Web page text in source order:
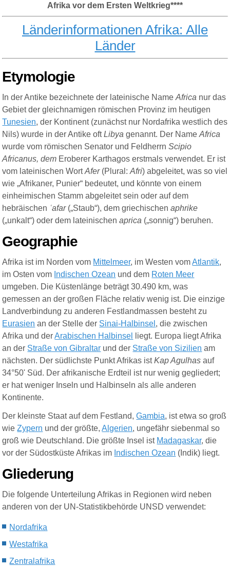
Afrika vor dem Ersten Weltkrieg****
Länderinformationen Afrika: Alle
Länder
Etymologie
In der Antike bezeichnete der lateinische NameAfrica nur das
Gebiet der gleichnamigen römischen Provinz im heutigen
Tunesien, der Kontinent (zunächst nur Nordafrika westlich des
Nils) wurde in der Antike oftLibya genannt. Der NameAfrica
wurde vom römischen Senator und FeldherrnScipio
Africanus,dem Eroberer Karthagos erstmals verwendet. Er ist
vom lateinischen WortAfer(Plural:Afri) abgeleitet, was so viel
wie „Afrikaner, Punier“ bedeutet, und könnte von einem
einheimischen Stamm abgeleitet sein oder auf dem
hebräischen ʿafar(„Staub“), dem griechischenaphrike
(„unkalt“)oder dem lateinischenaprica („sonnig“) beruhen.
Geographie
Afrika ist im Norden vom Mittelmeer, im Westen vomAtlantik,
im Osten vom Indischen Ozean und dem Roten Meer
umgeben. Die Küstenlänge beträgt 30.490 km, was
gemessen an der großen Fläche relativ wenig ist. Die einzige
Landverbindung zu anderen Festlandmassen besteht zu
Eurasien an der Stelle der Sinai-Halbinsel , die zwischen
Afrika und derArabischen Halbinsel
liegt. Europa liegt Afrika
an der Straße von Gibraltar und der Straße von Sizilien am
nächsten. Der südlichste Punkt Afrikas istKap Agulhas auf
34°50' Süd. Der afrikanische Erdteil ist nur wenig gegliedert;
er hat weniger Inseln und Halbinseln als alle anderen
Kontinente.
Der kleinste Staat auf dem Festland,Gambia, ist etwa so groß
wieZypern und der größte,Algerien, ungefähr siebenmal so
groß wie Deutschland. Die größte Insel ist Madagaskar, die
vor der Südostküste Afrikas im Indischen Ozean (Indik) liegt.
Gliederung
Die folgende Unterteilung Afrikas in Regionen wird neben
anderen von der UN-Statistikbehörde UNSD verwendet:
Nordafrika
Westafrika
Zentralafrika